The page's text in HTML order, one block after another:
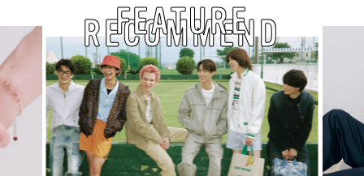
RECOMMEND
FEATURE